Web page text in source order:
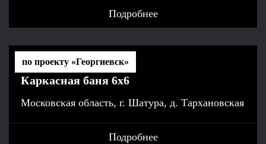
Подробнее
Каркасная баня 6x6
Московская область, г. Шатура, д. Тархановская
Подробнее
по проекту «Георгиевск»